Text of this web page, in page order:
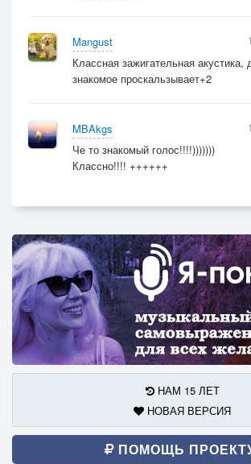
Mangust
Классная зажигательная акустика,
знакомое проскальзывает+2
MBAkgs
Че то знакомый голос!!!!)))))))
Классно!!!! ++++++
НАМ 15 ЛЕТ
НОВАЯ ВЕРСИЯ
ПОМОЩЬ